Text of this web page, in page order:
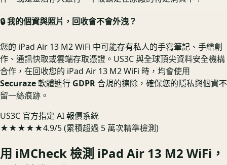
🔒 我的個資與照片，回收會不會外洩？
您的 iPad Air 13 M2 WiFi 中可能存有私人的手寫筆記、手繪創
作、通訊快取或雲端存取憑證。US3C 與全球頂尖資料安全機構
合作，在回收您的 iPad Air 13 M2 WiFi 時，均會使用
Securaze軟體進行 GDPR合規的擦除，確保您的隱私與個資不
留一絲痕跡。
US3C 官方指定 AI 報價系統
★★★★★4.9/5 (累積超過 5 萬次精準檢測)
用 iMCheck 檢測 iPad Air 13 M2 WiFi ，